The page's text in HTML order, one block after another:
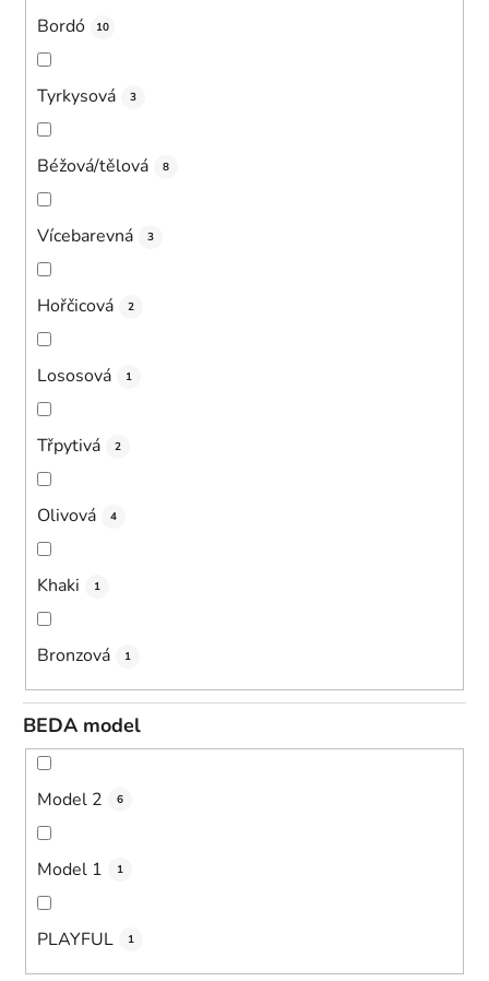
Bordó 10
Tyrkysová 3
Béžová/tělová 8
Vícebarevná 3
Hořčicová 2
Lososová 1
Třpytivá 2
Olivová 4
Khaki 1
Bronzová 1
BEDA model
Model 2 6
Model 1 1
PLAYFUL 1